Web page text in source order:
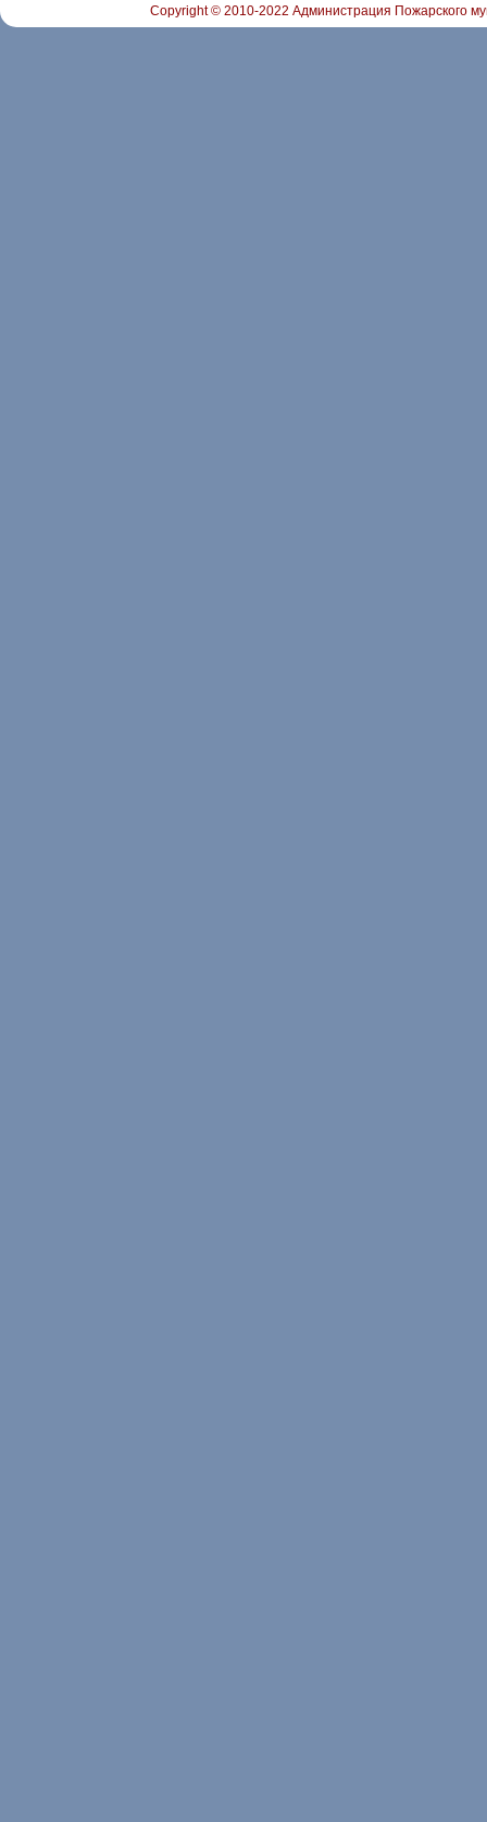
Copyright © 2010-2022 Администрация Пожарского